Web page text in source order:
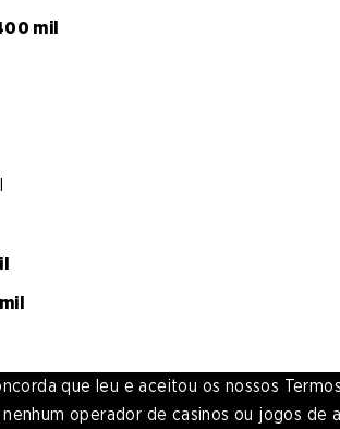
mil
que leu e aceitou os nossos
operador de casinos ou jogos de